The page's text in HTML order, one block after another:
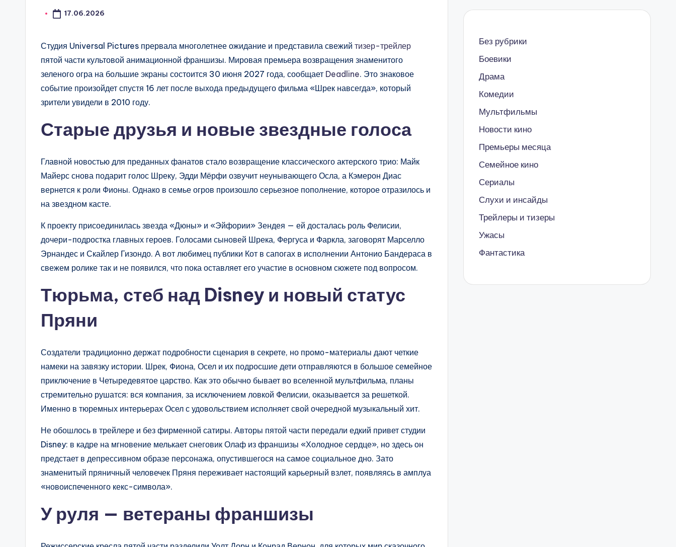
17.06.2026
Студия Universal Pictures прервала многолетнее ожидание и представила свежий тизер-трейлер
пятой части культовой анимационной франшизы. Мировая премьера возвращения знаменитого
зеленого огра на большие экраны состоится 30 июня 2027 года, сообщает Deadline. Это знаковое
событие произойдет спустя 16 лет после выхода предыдущего фильма «Шрек навсегда», который
зрители увидели в 2010 году.
Старые друзья и новые звездные голоса
Главной новостью для преданных фанатов стало возвращение классического актерского трио: Майк
Майерс снова подарит голос Шреку, Эдди Мёрфи озвучит неунывающего Осла, а Кэмерон Диас
вернется к роли Фионы. Однако в семье огров произошло серьезное пополнение, которое отразилось и
на звездном касте.
К проекту присоединилась звезда «Дюны» и «Эйфории» Зендея — ей досталась роль Фелисии,
дочери-подростка главных героев. Голосами сыновей Шрека, Фергуса и Фаркла, заговорят Марселло
Эрнандес и Скайлер Гизондо. А вот любимец публики Кот в сапогах в исполнении Антонио Бандераса в
свежем ролике так и не появился, что пока оставляет его участие в основном сюжете под вопросом.
Тюрьма, стеб над Disney и новый статус
Пряни
Создатели традиционно держат подробности сценария в секрете, но промо-материалы дают четкие
намеки на завязку истории. Шрек, Фиона, Осел и их подросшие дети отправляются в большое семейное
приключение в Четыредевятое царство. Как это обычно бывает во вселенной мультфильма, планы
стремительно рушатся: вся компания, за исключением ловкой Фелисии, оказывается за решеткой.
Именно в тюремных интерьерах Осел с удовольствием исполняет свой очередной музыкальный хит.
Не обошлось в трейлере и без фирменной сатиры. Авторы пятой части передали едкий привет студии
Disney: в кадре на мгновение мелькает снеговик Олаф из франшизы «Холодное сердце», но здесь он
предстает в депрессивном образе персонажа, опустившегося на самое социальное дно. Зато
знаменитый пряничный человечек Пряня переживает настоящий карьерный взлет, появляясь в амплуа
«новоиспеченного кекс-символа».
У руля — ветераны франшизы
Без рубрики
Боевики
Драма
Комедии
Мультфильмы
Новости кино
Премьеры месяца
Семейное кино
Сериалы
Слухи и инсайды
Трейлеры и тизеры
Ужасы
Фантастика